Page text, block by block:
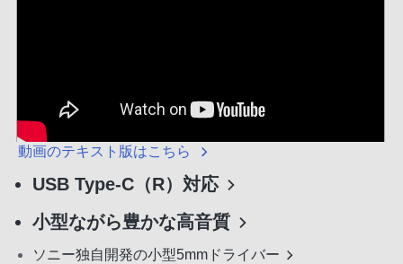
動画のテキスト版はこちら
USB Type-C（R）対応
小型ながら豊かな高音質
ソニー独自開発の小型5mmドライバー